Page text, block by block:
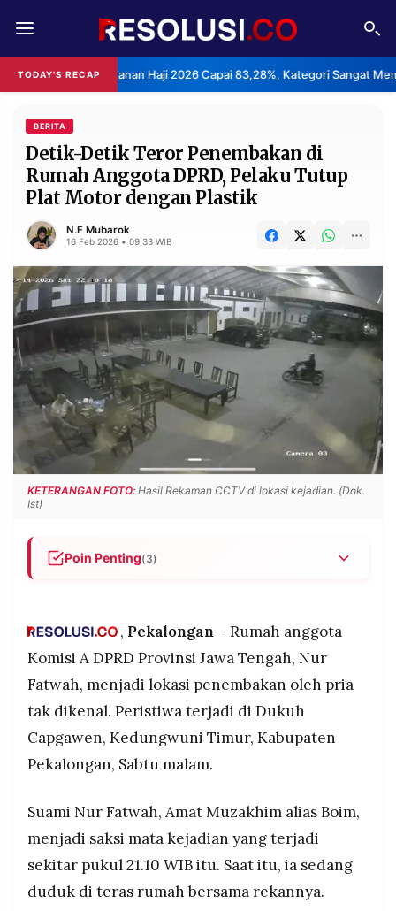
TODAY'S RECAP
Layanan Haji 2026 Capai 83,28%, Kategori Sangat Memuaskan. •
REDAKSI TENTANG
RESOLUSI IKLAN
RUBRIKASI
EDITORIAL AKSARA
FINANSIA PERSONA
DAERAH NASIONAL
MANCA SPORT
INFORMASI
PRIVACY
POLICY
BERITA
WARGA
INFORMASI
IKLAN
KIRIM
TULISAN
PENGADUAN TERM
©
PRAMUDITA
©
Resolusi.co
BERITA
Detik-Detik Teror Penembakan di
Rumah Anggota DPRD, Pelaku Tutup
Plat Motor dengan Plastik
N.F Mubarok
16 Feb 2026 • 09:33 WIB
KETERANGAN FOTO: Hasil Rekaman CCTV di lokasi kejadian. (Dok.
Ist)
Poin Penting(3)
di halaman rumah anggota Komisi A DPRD
Pekalongan, Sabtu malam pukul 21.10 WIB
Tembakan diarahkan ke suami korban, Amat
Muzakhim alias Boim, yang sedang duduk di
teras rumah namun meleset, pelaku langsung
kabur ke arah utara setelah melepas satu
tembakan dari jarak sekitar 10 meter
sepanjang 1 sentimeter di area garasi, memeriksa
saksi, dan mengumpulkan rekaman CCTV untuk
mengungkap motif dan identitas pelaku
penembakan
, Pekalongan– Rumah anggota
Komisi A DPRD Provinsi Jawa Tengah, Nur
Fatwah, menjadi lokasi penembakan oleh pria
tak dikenal. Peristiwa terjadi di Dukuh
Capgawen, Kedungwuni Timur, Kabupaten
Pekalongan, Sabtu malam.
Suami Nur Fatwah, Amat Muzakhim alias Boim,
menjadi saksi mata kejadian yang terjadi
sekitar pukul 21.10 WIB itu. Saat itu, ia sedang
duduk di teras rumah bersama rekannya.